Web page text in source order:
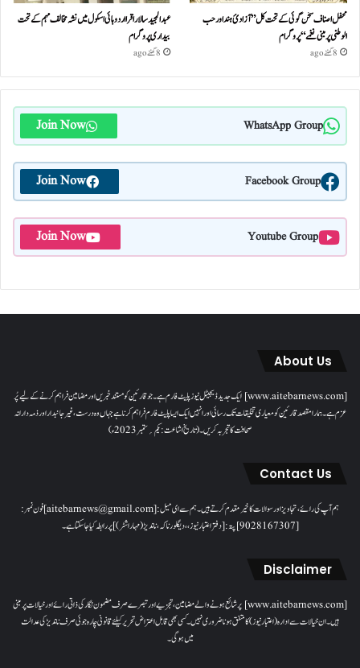
محفل اصناف سخن گوئی کے تحت کل ”آزادئ ہند اور حب
الوطنی پر مبنی نغمے“پروگرام
8 گھنٹے ago
عبدالمجید سالار اقرا اردو ہائی اسکول میں نشہ مخالف مہم کے تحت
بیداری پروگرام
8 گھنٹے ago
WhatsApp Group
Join Now
Facebook Group
Join Now
Youtube Group
Join Now
About Us
[www.aitebarnews.com] ایک جدید ڈیجیٹل نیوز پلیٹ فارم ہے۔ جو قارئین کو مستند خبریں اور مضامین فراہم کرنے کے لیے پُر
عزم ہے۔ ہمارا مقصدقارئین کو معیاری تخلیقات تک رسائی اور انہیں ایک ایسا پلیٹ فارم فراہم کرنا ہے جہاں وہ درست، غیر جانبدار اور ذمہ دارانہ
صحافت کا تجربہ کریں۔( تاریخ اشاعت : یکم؍ ستمبر 2023ء)
Contact Us
ہم آپ کی رائے، تجاویز اور سوالات کا خیرمقدم کرتے ہیں۔ ہم سےای میل: [aitebarnews@gmail.com]فون نمبر:
[9028167307]پتہ: [دفتر اعتبار نیوز، ، دیگلور ناکہ، ناندیڑ(مہاراشٹر) ] پر رابطہ کیا جاسکتا ہے۔
Disclaimer
[www.aitebarnews.com] پر شائع ہونے والے مضامین، تجزیے اور تبصرے صرف مضمون نگار کی ذاتی رائے اور خیالات پر مبنی
ہیں۔ ان خیالات سے ادارہ (اعتبار نیوز) کا متفق ہونا ضروری نہیں۔ کسی بھی قابل اعتراض تحریر کیلئے قانونی چارہ جوئی صرف ناندیڑ کی عدالت
میں ہوگی۔